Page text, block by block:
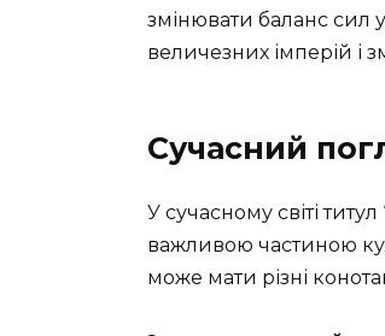
змінювати баланс сил
величезних імперій і
Сучасний
У сучасному світі
важливою частиною
може мати різні